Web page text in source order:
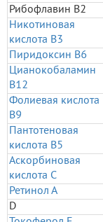
Рибофлавин В2
Никотиновая
кислота В3
Пиридоксин В6
Цианокобаламин
В12
Фолиевая кислота
В9
Пантотеновая
кислота В5
Аскорбиновая
кислота С
Ретинол А
D